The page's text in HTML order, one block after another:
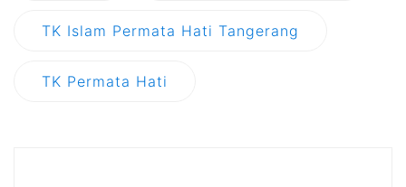
TK Islam Permata Hati Tangerang
TK Permata Hati